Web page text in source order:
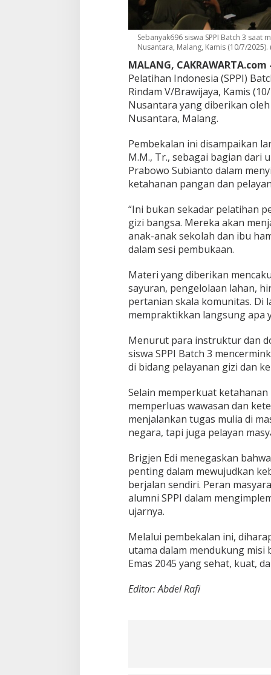
P
r
t
a
n
i
a
n
u
n
u
k
W
u
j
d
a
n
P
o
g
r
a
m
r
a
b
o
Sebanyak696 siswa SPPI Batch 3
Nusantara, Malang, Kamis (10/7/
MALANG, CAKRAWARTA.com
Pelatihan Indonesia (SPPI)
Rindam V/Brawijaya, Kamis
Nusantara yang diberikan
Nusantara, Malang.
Pembekalan ini disampaikan
M.M., Tr., sebagai bagian dari
Prabowo Subianto dalam
ketahanan pangan dan
“Ini bukan sekadar pelatihan
gizi bangsa. Mereka akan
anak-anak sekolah dan ibu
dalam sesi pembukaan.
Materi yang diberikan
sayuran, pengelolaan lahan,
pertanian skala komunitas. Di
mempraktikkan langsung apa
Menurut para instruktur dan
siswa SPPI Batch 3
di bidang pelayanan gizi dan
Selain memperkuat
memperluas wawasan dan
menjalankan tugas mulia di
negara, tapi juga pelayan
Brigjen Edi menegaskan
penting dalam mewujudkan
berjalan sendiri. Peran
alumni SPPI dalam
ujarnya.
Melalui pembekalan ini,
utama dalam mendukung misi
Emas 2045 yang sehat, kuat,
Editor: Abdel Rafi